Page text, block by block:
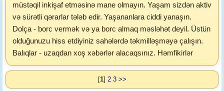
müstəqil inkişaf etməsinə mane olmayın. Yaşam sizdən aktiv
və sürətli qərarlar tələb edir. Yaşananlara ciddi yanaşın.
Dolça - borc vermək və ya borc almaq məsləhət deyil. Üstün
olduğunuzu hiss etdiyiniz sahələrdə təkmilləşməyə çalışın.
Balıqlar - uzaqdan xoş xəbərlər alacaqsınız. Həmfikirlər
[1] 2 3 >>